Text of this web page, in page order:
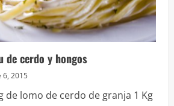
de cerdo y hongos
6, 2015
de lomo de cerdo de granja 1 Kg